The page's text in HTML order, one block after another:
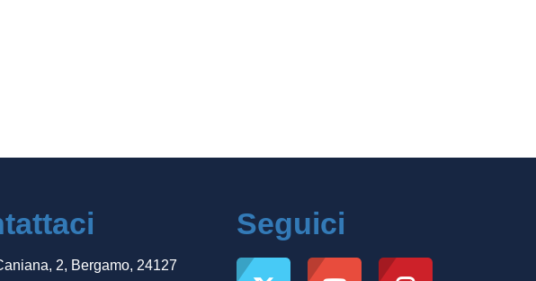
2, Bergamo, 24127
Seguici